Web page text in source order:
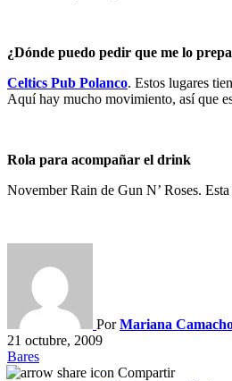
¿Dónde puedo pedir que me lo
Celtics Pub Polanco. Estos lugares
Aquí hay mucho movimiento, así que
Rola para acompañar el drink
November Rain de Gun N’ Roses.
PorMariana
21 octubre, 2009
Bares
Compartir